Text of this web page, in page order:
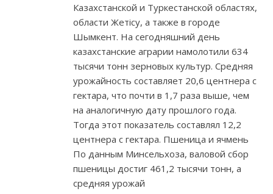
Казахстанской и Туркестанской областях,
области Жетісу, а также в городе
Шымкент. На сегодняшний день
казахстанские аграрии намолотили 634
тысячи тонн зерновых культур. Средняя
урожайность составляет 20,6 центнера с
гектара, что почти в 1,7 раза выше, чем
на аналогичную дату прошлого года.
Тогда этот показатель составлял 12,2
центнера с гектара. Пшеница и ячмень
По данным Минсельхоза, валовой сбор
пшеницы достиг 461,2 тысячи тонн, а
средняя урожай